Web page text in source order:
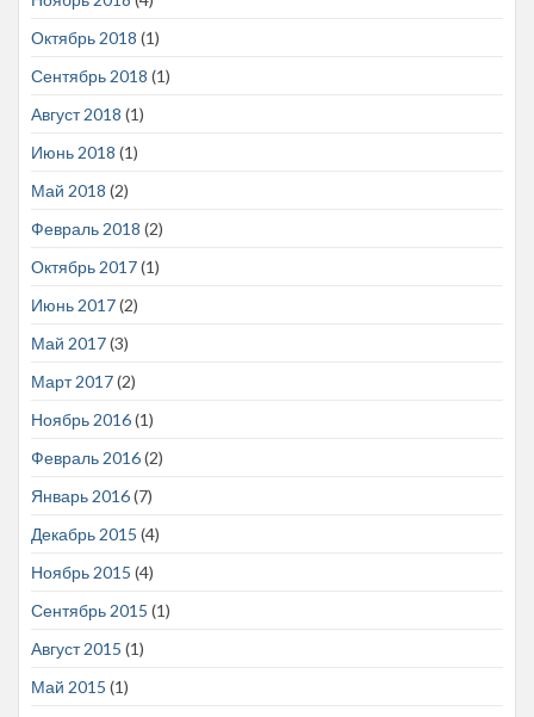
Октябрь 2018 (1)
Сентябрь 2018 (1)
Август 2018 (1)
Июнь 2018 (1)
Май 2018 (2)
Февраль 2018 (2)
Октябрь 2017(1)
Июнь 2017(2)
Май 2017(3)
Март 2017(2)
Ноябрь 2016(1)
Февраль 2016(2)
Январь 2016(7)
Декабрь 2015 (4)
Ноябрь 2015 (4)
Сентябрь 2015 (1)
Август 2015 (1)
Май 2015 (1)